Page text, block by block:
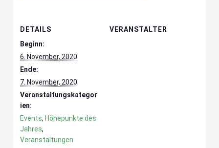
DETAILS
Beginn:
6. November, 2020
Ende:
7. November, 2020
Veranstaltungskategor
ien:
Events, Höhepunkte des
Jahres,
Veranstaltungen
VERANSTALTER